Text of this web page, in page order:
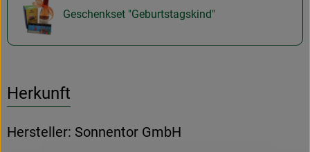
Geschenkset "Geburtstagskind"
Herkunft
Hersteller: Sonnentor GmbH